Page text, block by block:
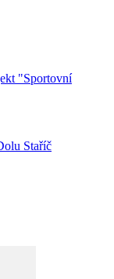
"Sportovní
Staříč